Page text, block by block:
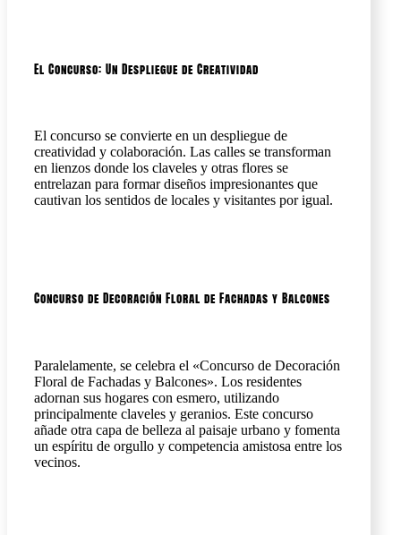
El Concurso: Un Despliegue de Creatividad
El concurso se convierte en un despliegue de
creatividad y colaboración. Las calles se transforman
en lienzos donde los claveles y otras flores se
entrelazan para formar diseños impresionantes que
cautivan los sentidos de locales y visitantes por igual.
Concurso de Decoración Floral de Fachadas y Balcones
Paralelamente, se celebra el «Concurso de Decoración
Floral de Fachadas y Balcones». Los residentes
adornan sus hogares con esmero, utilizando
principalmente claveles y geranios. Este concurso
añade otra capa de belleza al paisaje urbano y fomenta
un espíritu de orgullo y competencia amistosa entre los
vecinos.